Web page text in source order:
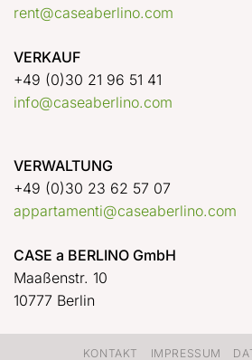
rent@caseaberlino.com
VERKAUF
+49 (0)30 21 96 51 41
info@caseaberlino.com
VERWALTUNG
+49 (0)30 23 62 57 07
appartamenti@caseaberlino.com
CASE a BERLINO GmbH
Maaßenstr. 10
10777 Berlin
KONTAKT IMPRESSUM